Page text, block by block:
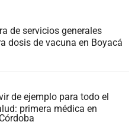
de servicios generales
dosis de vacuna en Boyacá
de ejemplo para todo el
primera médica en